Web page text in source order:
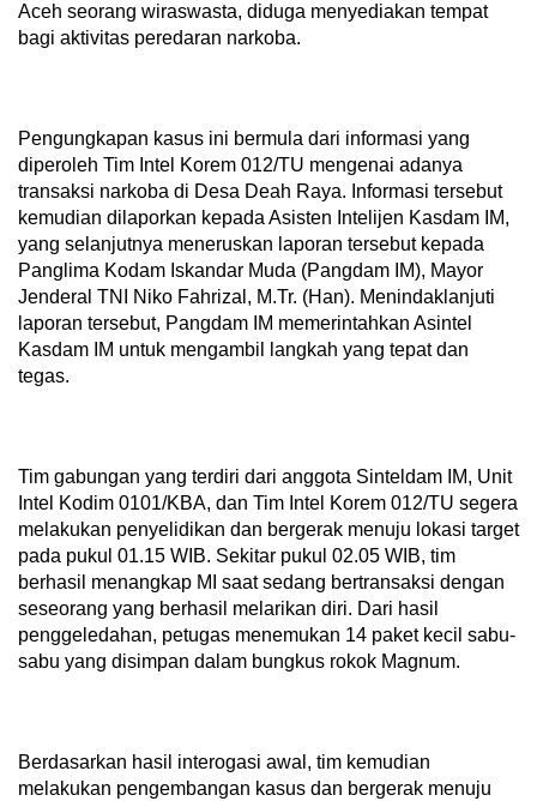
Aceh seorang wiraswasta, diduga menyediakan tempat
bagi aktivitas peredaran narkoba.
Pengungkapan kasus ini bermula dari informasi yang
diperoleh Tim Intel Korem 012/TU mengenai adanya
transaksi narkoba di Desa Deah Raya. Informasi tersebut
kemudian dilaporkan kepada Asisten Intelijen Kasdam IM,
yang selanjutnya meneruskan laporan tersebut kepada
Panglima Kodam Iskandar Muda (Pangdam IM), Mayor
Jenderal TNI Niko Fahrizal, M.Tr. (Han). Menindaklanjuti
laporan tersebut, Pangdam IM memerintahkan Asintel
Kasdam IM untuk mengambil langkah yang tepat dan
tegas.
Tim gabungan yang terdiri dari anggota Sinteldam IM, Unit
Intel Kodim 0101/KBA, dan Tim Intel Korem 012/TU segera
melakukan penyelidikan dan bergerak menuju lokasi target
pada pukul 01.15 WIB. Sekitar pukul 02.05 WIB, tim
berhasil menangkap MI saat sedang bertransaksi dengan
seseorang yang berhasil melarikan diri. Dari hasil
penggeledahan, petugas menemukan 14 paket kecil sabu-
sabu yang disimpan dalam bungkus rokok Magnum.
Berdasarkan hasil interogasi awal, tim kemudian
melakukan pengembangan kasus dan bergerak menuju